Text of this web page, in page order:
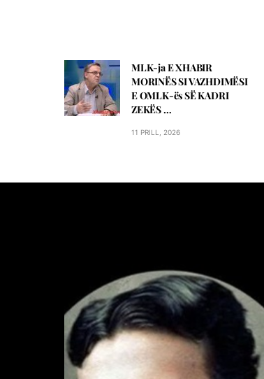
MLK-ja E XHABIR
MORINЁS SI VAZHDIMЁSI
E OMLK-ës SЁ KADRI
ZEKЁS …
11 PRILL, 2026